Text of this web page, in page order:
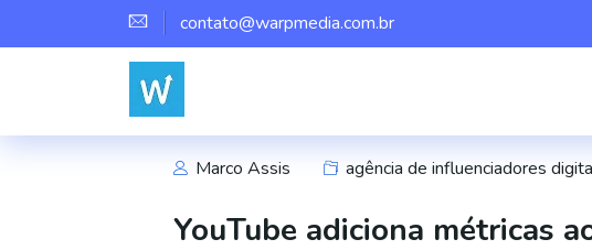
contato@warpmedia.com.br
Marco Assis agência de influenciadores
YouTube adiciona métricas